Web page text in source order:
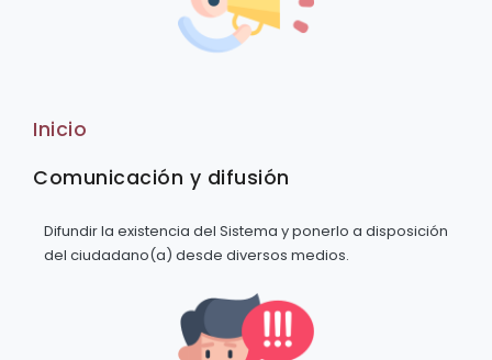
Inicio
Comunicación y difusión
Difundir la existencia del Sistema y ponerlo a disposición
del ciudadano(a) desde diversos medios.